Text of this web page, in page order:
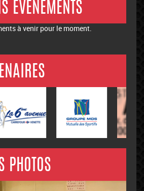
ÉVÉNEMENTS
à venir pour le moment.
PHOTOS